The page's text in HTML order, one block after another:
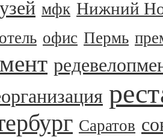
мфк Нижний
отель офис Пермь
Саратов